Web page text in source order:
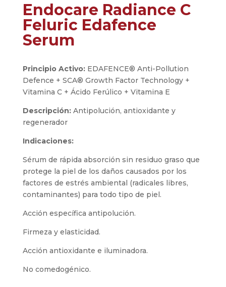
Endocare Radiance C
Feluric Edafence
Serum
Principio Activo:EDAFENCE® Anti-Pollution
Defence + SCA® Growth Factor Technology +
Vitamina C + Ácido Ferúlico + Vitamina E
Descripción:Antipolución, antioxidante y
regenerador
Indicaciones:
Sérum de rápida absorción sin residuo graso que
protege la piel de los daños causados por los
factores de estrés ambiental (radicales libres,
contaminantes) para todo tipo de piel.
Acción específica antipolución.
Firmeza y elasticidad.
Acción antioxidante e iluminadora.
No comedogénico.